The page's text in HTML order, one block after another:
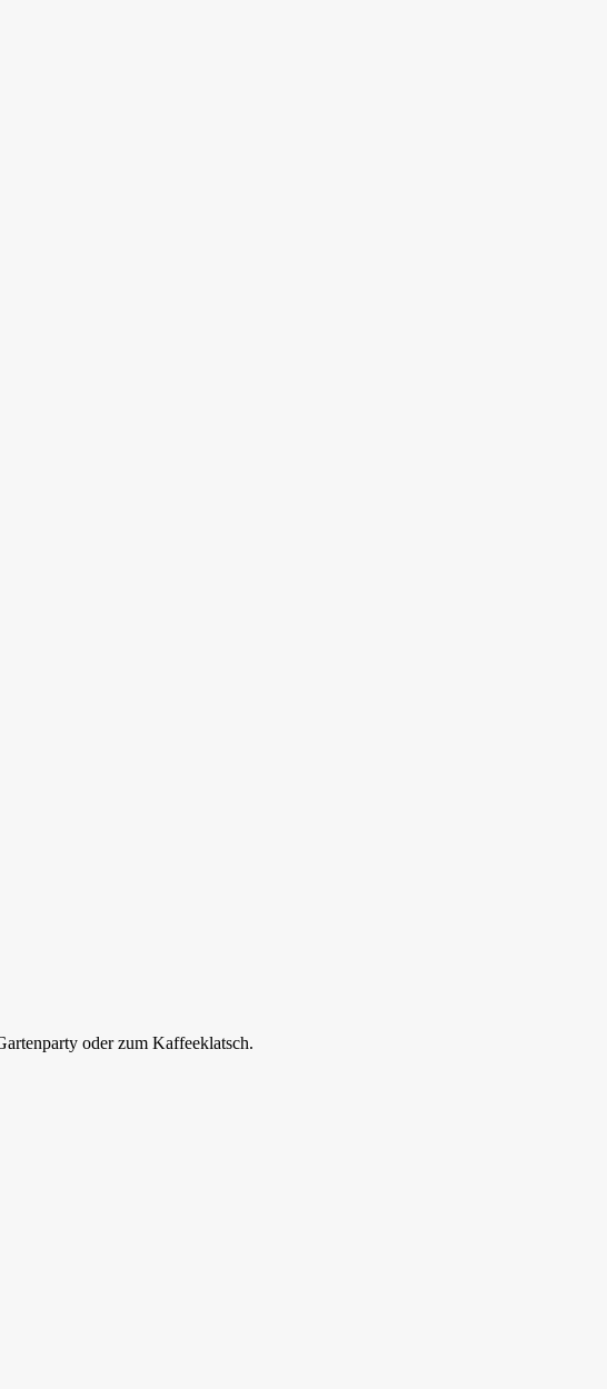
oder zum Kaffeeklatsch.